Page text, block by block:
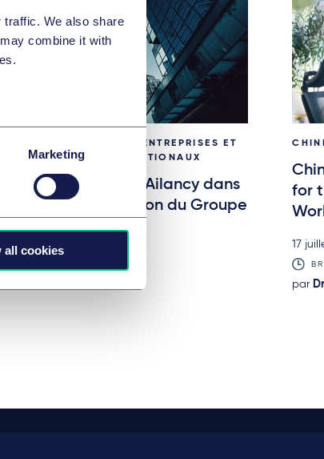
traffic. We also share
combine it with
Marketing
all cookies
ET ACQUISITIONS D’ENTREPRISES ET
FINANCIERS INTERNATIONAUX
Wessing conseille Ailancy dans
de son acquisition du Groupe
for
17
par